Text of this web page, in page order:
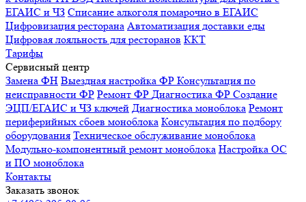
ЕГАИС и ЧЗ Списание алкоголя помарочно в ЕГАИС
Цифровизация ресторана Автоматизация доставки еды
Цифровая лояльность для ресторанов ККТ
Тарифы
Сервисный центр
Замена ФН Выездная настройка ФР Консультация по
неисправности ФР Ремонт ФР Диагностика ФР Создание
ЭЦП/ЕГАИС и ЧЗ ключей Диагностика моноблока Ремонт
периферийных сбоев моноблока Консультация по подбору
оборудования Техническое обслуживание моноблока
Модульно-компонентный ремонт моноблока Настройка ОС
и ПО моноблока
Контакты
Заказать звонок